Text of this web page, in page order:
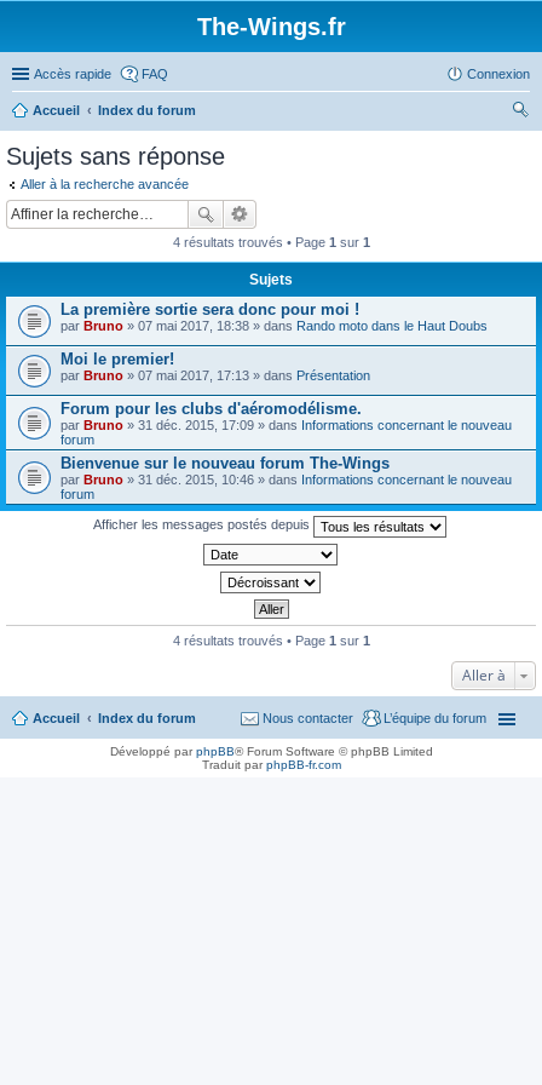
The-Wings.fr
Accès rapide FAQ Connexion
Accueil
Index du forum
Sujets sans réponse
Aller à la recherche avancée
4 résultats trouvés • Page 1 sur 1
Sujets
La première sortie sera donc pour moi !
par Bruno » 07 mai 2017, 18:38 » dans Rando moto dans le Haut Doubs
Moi le premier!
par Bruno » 07 mai 2017, 17:13 » dans Présentation
Forum pour les clubs d'aéromodélisme.
par Bruno » 31 déc. 2015, 17:09 » dans Informations concernant le nouveau
forum
Bienvenue sur le nouveau forum The-Wings
par Bruno » 31 déc. 2015, 10:46 » dans Informations concernant le nouveau
forum
Afficher les messages postés depuis
4 résultats trouvés • Page 1 sur 1
Aller à
Accueil Index du forum L’équipe du forum
Nous contacter
Développé parphpBB® Forum Software © phpBB Limited
Traduit parphpBB-fr.com